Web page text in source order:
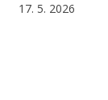
17. 5. 2026